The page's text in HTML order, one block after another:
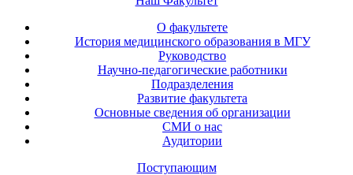
О факультете
История медицинского образования в МГУ
Руководство
Научно-педагогические работники
Подразделения
Развитие факультета
Основные сведения об организации
СМИ о нас
Аудитории
Поступающим